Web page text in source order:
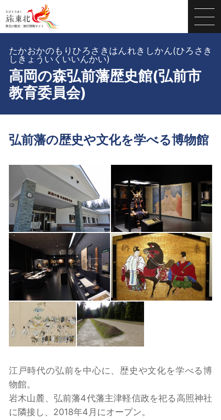
高岡の森弘前藩歴史館(弘前市
教育委員会)
たかおかのもりひろさきはんれきしかん(ひろさき
しきょういくいいんかい)
弘前藩の歴史や文化を学べる博物館
江戸時代の弘前を中心に、歴史や文化を学べる博
物館。
岩木山麓、弘前藩4代藩主津軽信政を祀る高照神社
に隣接し、2018年4月にオープン。